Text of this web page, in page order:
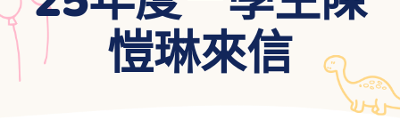
愷琳來信